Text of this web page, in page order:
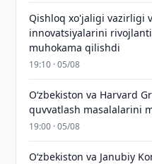
Qishloq xo'jaligi vazirligi
innovatsiyalarini
muhokama qilishdi
19:10 · 05/08
Oʻzbekiston va Harvard
quvvatlash masalalarini
19:00 · 05/08
Oʻzbekiston va Janubiy